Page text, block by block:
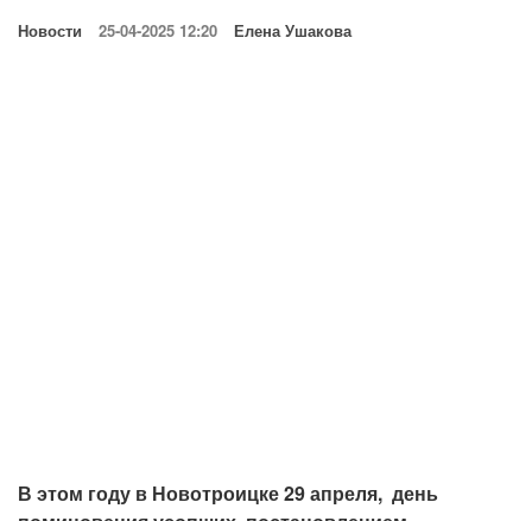
Новости 25-04-2025 12:20 Елена Ушакова
В этом году в Новотроицке 29 апреля, день